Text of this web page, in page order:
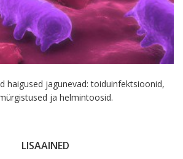
haigused jagunevad: toiduinfektsioonid,
ja helmintoosid.
LISAAINED